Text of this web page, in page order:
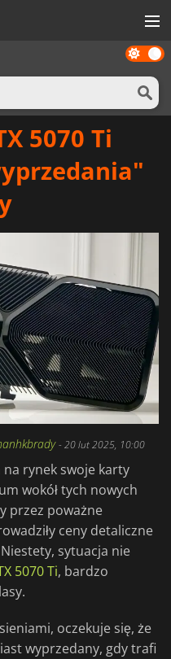
Dark
mode
5070 Ti
-20 lut 2025, 10:00
rynek swoje karty
wokół tych nowych
przez poważne
ceny detaliczne
sytuacja nie
5070 Ti, bardzo
oczekuje się, że
wyprzedany, gdy trafi